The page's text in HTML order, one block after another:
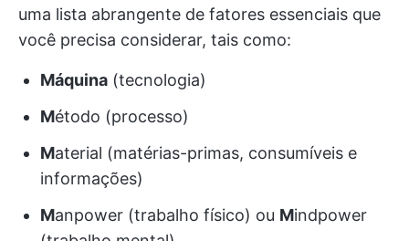
uma lista abrangente de fatores essenciais que
você precisa considerar, tais como:
Máquina (tecnologia)
Método (processo)
Material (matérias-primas, consumíveis e
informações)
Manpower (trabalho físico) ou Mindpower